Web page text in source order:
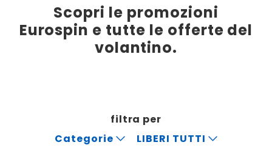
Scopri le promozioni
Eurospin e tutte le offerte del
volantino.
filtra per
Categorie
LIBERI TUTTI